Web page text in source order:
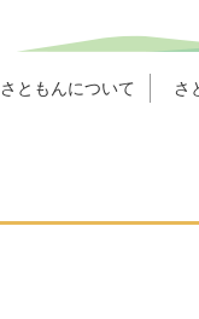
さともんについて さ